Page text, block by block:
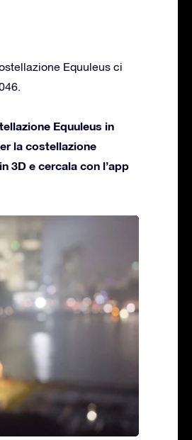
Equuleus ci
Equuleus in
la costellazione
3D e cercala con l’app